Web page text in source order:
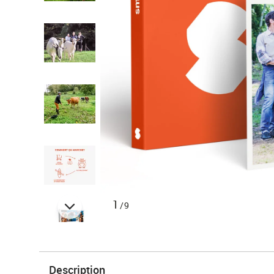
1 /9
Description